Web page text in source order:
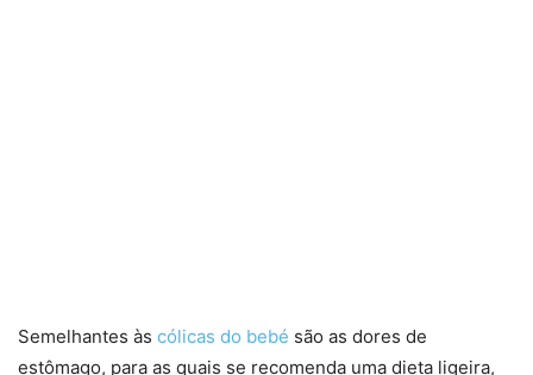
Semelhantes às cólicas do bebé são as dores de
estômago, para as quais se recomenda uma dieta ligeira,